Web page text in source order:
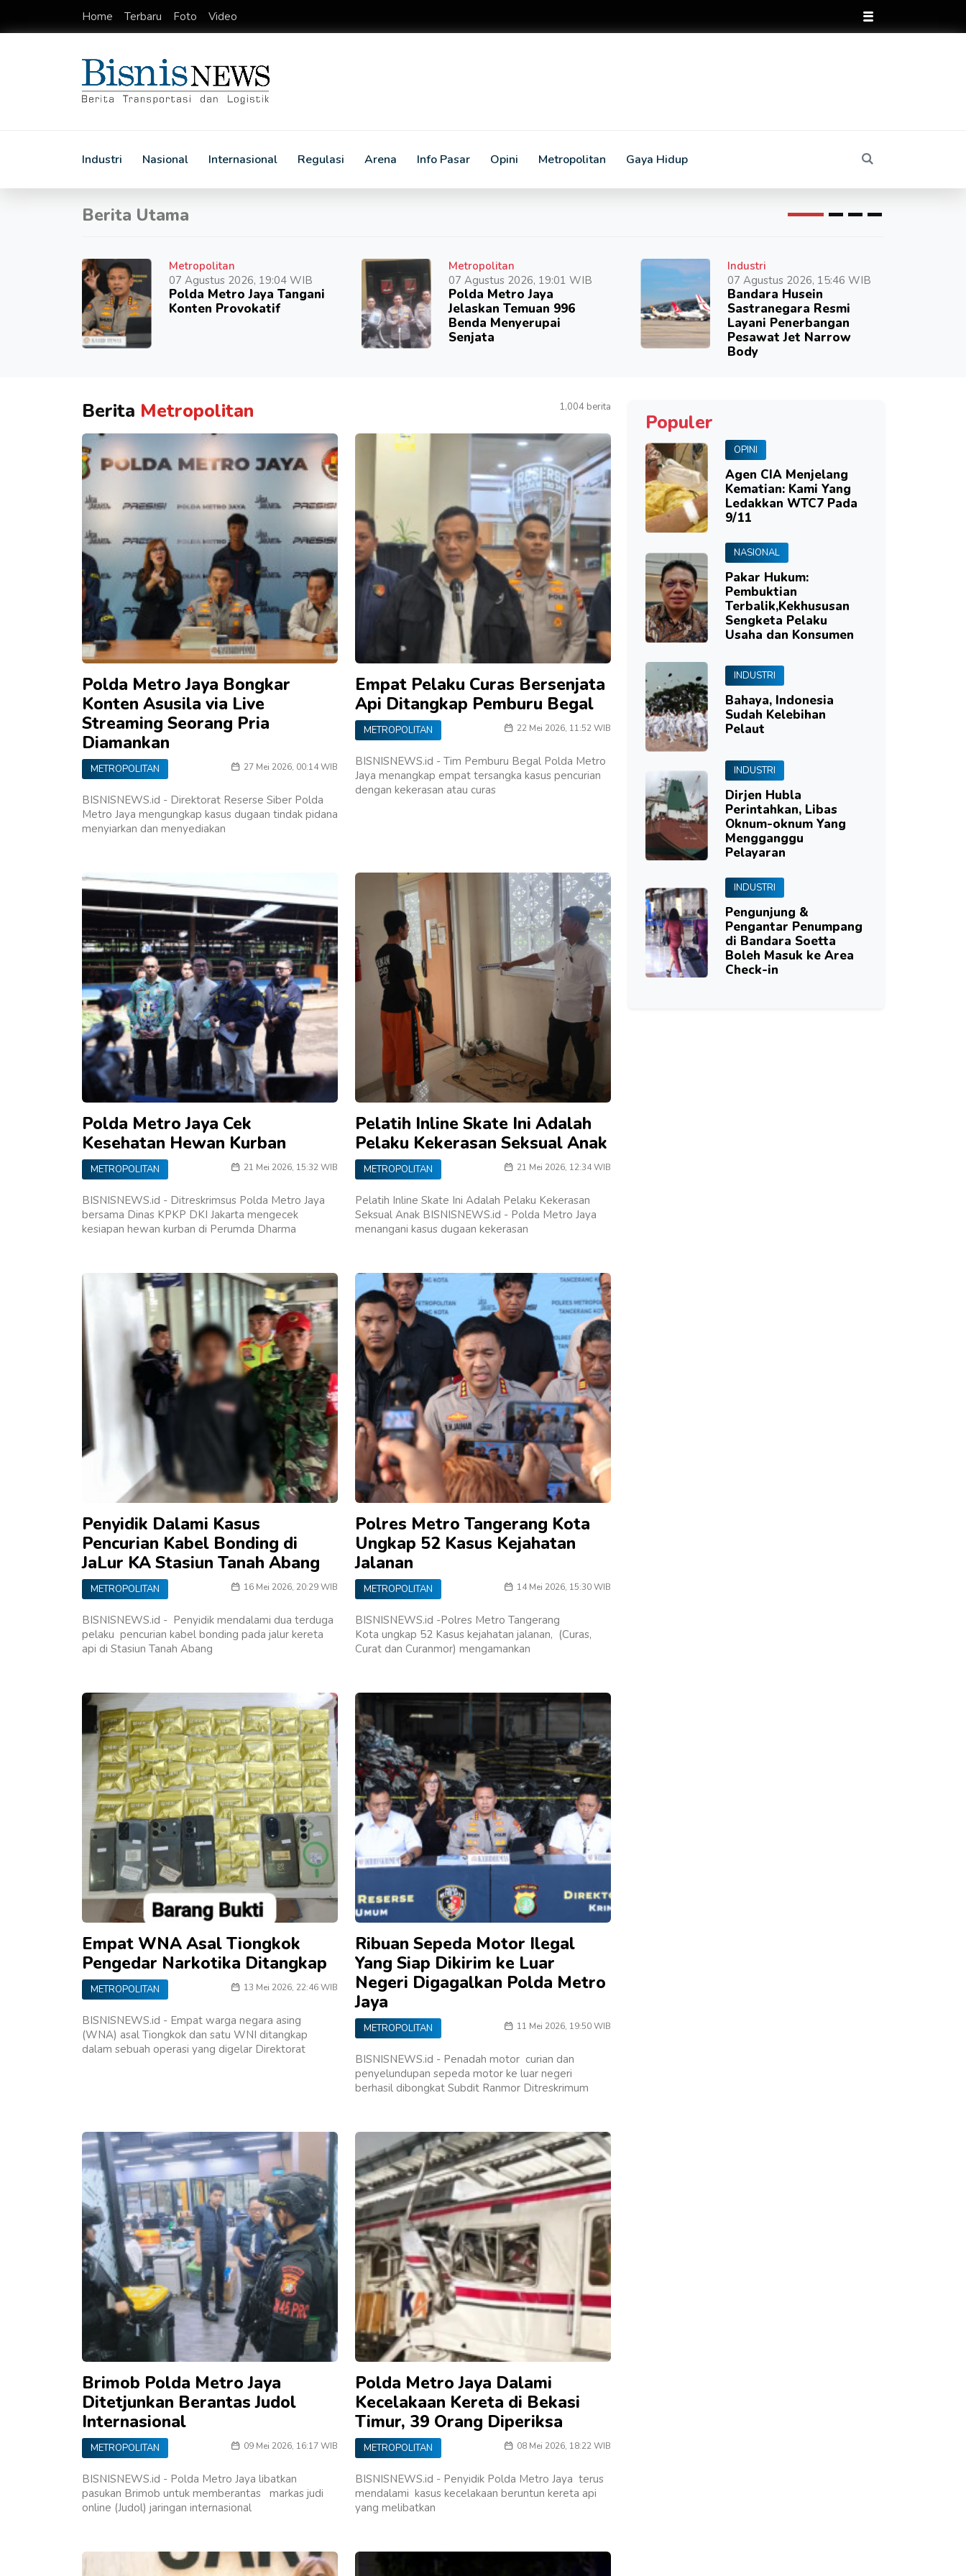
Home Terbaru Foto Video
Industri Nasional Internasional Regulasi Arena Info Pasar Opini Metropolitan Gaya Hidup
Berita Utama
Metropolitan
07 Agustus 2026, 19:04 WIB
Polda Metro Jaya Tangani
Konten Provokatif
Metropolitan
07 Agustus 2026, 19:01 WIB
Polda Metro Jaya
Jelaskan Temuan 996
Benda Menyerupai
Senjata
Industri
07 Agustus 2026, 15:46 WIB
Bandara Husein
Sastranegara Resmi
Layani Penerbangan
Pesawat Jet Narrow
Body
1,004 berita
Berita Metropolitan
Polda Metro Jaya Bongkar
Konten Asusila via Live
Streaming Seorang Pria
Diamankan
METROPOLITAN 27 Mei 2026, 00:14 WIB
BISNISNEWS.id - Direktorat Reserse Siber Polda
Metro Jaya mengungkap kasus dugaan tindak pidana
menyiarkan dan menyediakan
Empat Pelaku Curas Bersenjata
Api Ditangkap Pemburu Begal
METROPOLITAN 22 Mei 2026, 11:52 WIB
BISNISNEWS.id - Tim Pemburu Begal Polda Metro
Jaya menangkap empat tersangka kasus pencurian
dengan kekerasan atau curas
Polda Metro Jaya Cek
Kesehatan Hewan Kurban
METROPOLITAN 21 Mei 2026, 15:32 WIB
BISNISNEWS.id - Ditreskrimsus Polda Metro Jaya
bersama Dinas KPKP DKI Jakarta mengecek
kesiapan hewan kurban di Perumda Dharma
Pelatih Inline Skate Ini Adalah
Pelaku Kekerasan Seksual Anak
METROPOLITAN 21 Mei 2026, 12:34 WIB
Pelatih Inline Skate Ini Adalah Pelaku Kekerasan
Seksual Anak BISNISNEWS.id - Polda Metro Jaya
menangani kasus dugaan kekerasan
Penyidik Dalami Kasus
Pencurian Kabel Bonding di
JaLur KA Stasiun Tanah Abang
METROPOLITAN 16 Mei 2026, 20:29 WIB
BISNISNEWS.id - Penyidik mendalami dua terduga
pelaku pencurian kabel bonding pada jalur kereta
api di Stasiun Tanah Abang
Polres Metro Tangerang Kota
Ungkap 52 Kasus Kejahatan
Jalanan
METROPOLITAN 14 Mei 2026, 15:30 WIB
BISNISNEWS.id -Polres Metro Tangerang
Kota ungkap 52 Kasus kejahatan jalanan, (Curas,
Curat dan Curanmor) mengamankan
Empat WNA Asal Tiongkok
Pengedar Narkotika Ditangkap
METROPOLITAN 13 Mei 2026, 22:46 WIB
BISNISNEWS.id - Empat warga negara asing
(WNA) asal Tiongkok dan satu WNI ditangkap
dalam sebuah operasi yang digelar Direktorat
Ribuan Sepeda Motor Ilegal
Yang Siap Dikirim ke Luar
Negeri Digagalkan Polda Metro
Jaya
METROPOLITAN 11 Mei 2026, 19:50 WIB
BISNISNEWS.id - Penadah motor curian dan
penyelundupan sepeda motor ke luar negeri
berhasil dibongkat Subdit Ranmor Ditreskrimum
Brimob Polda Metro Jaya
Ditetjunkan Berantas Judol
Internasional
METROPOLITAN 09 Mei 2026, 16:17 WIB
BISNISNEWS.id - Polda Metro Jaya libatkan
pasukan Brimob untuk memberantas markas judi
online (Judol) jaringan internasional
Polda Metro Jaya Dalami
Kecelakaan Kereta di Bekasi
Timur, 39 Orang Diperiksa
METROPOLITAN 08 Mei 2026, 18:22 WIB
BISNISNEWS.id - Penyidik Polda Metro Jaya terus
mendalami kasus kecelakaan beruntun kereta api
yang melibatkan
Populer
OPINI
Agen CIA Menjelang
Kematian: Kami Yang
Ledakkan WTC7 Pada
9/11
NASIONAL
Pakar Hukum:
Pembuktian
Terbalik,Kekhususan
Sengketa Pelaku
Usaha dan Konsumen
INDUSTRI
Bahaya, Indonesia
Sudah Kelebihan
Pelaut
INDUSTRI
Dirjen Hubla
Perintahkan, Libas
Oknum-oknum Yang
Mengganggu
Pelayaran
INDUSTRI
Pengunjung &
Pengantar Penumpang
di Bandara Soetta
Boleh Masuk ke Area
Check-in